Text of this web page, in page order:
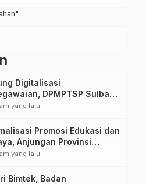
Digitalisasi
DPMPTSP Sulbar
Aplikasi FLEKSI
yang lalu
Promosi Edukasi dan
Anjungan Provinsi
Barat Perkuat
TMII
yang lalu
Bimtek, Badan